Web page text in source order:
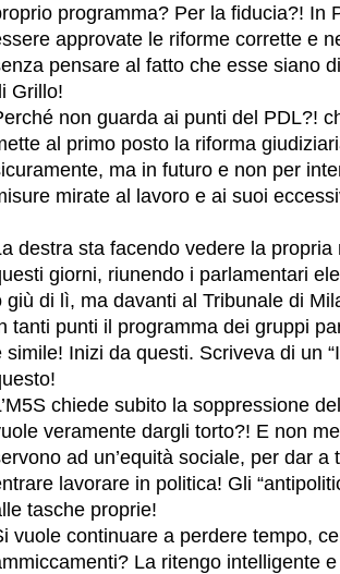
programma? Per la fiducia?! In
approvate le riforme corrette e
pensare al fatto che esse siano
Grillo!
non guarda ai punti del PDL?!
al primo posto la riforma
ma in futuro e non per
mirate al lavoro e ai suoi
destra sta facendo vedere la propria
giorni, riunendo i parlamentari
giù di lì, ma davanti al Tribunale di
tanti punti il programma dei gruppi
simile! Inizi da questi. Scriveva di un
chiede subito la soppressione
veramente dargli torto?! E non
ad un’equità sociale, per dar a
lavorare in politica! Gli
tasche proprie!
vuole continuare a perdere tempo,
La ritengo intelligente